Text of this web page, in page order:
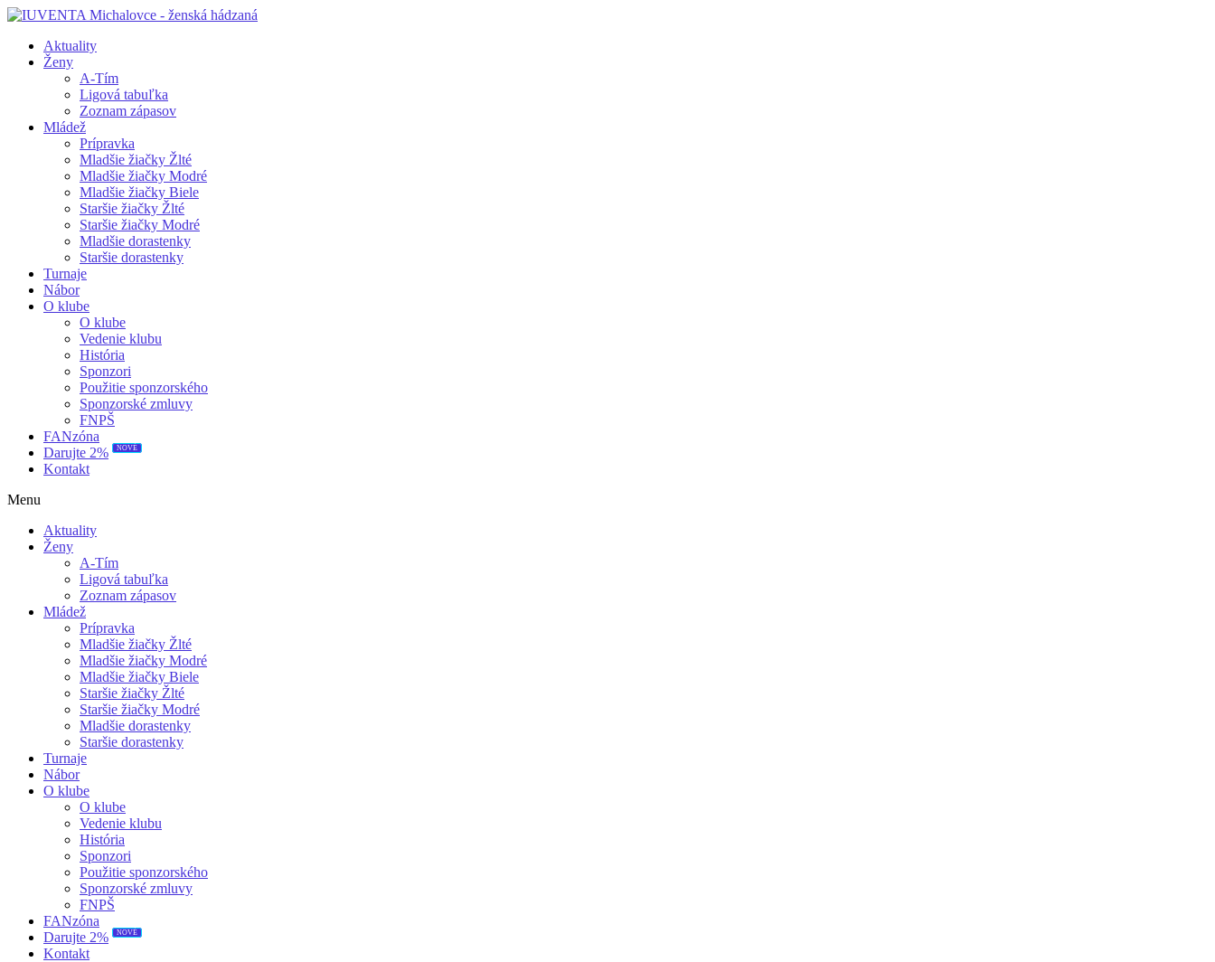
Aktuality
Ženy
A-Tím
Ligová tabuľka
Zoznam zápasov
Mládež
Prípravka
Mladšie žiačky Žlté
Mladšie žiačky Modré
Mladšie žiačky Biele
Staršie žiačky Žlté
Staršie žiačky Modré
Mladšie dorastenky
Staršie dorastenky
Turnaje
Nábor
O klube
O klube
Vedenie klubu
História
Sponzori
Použitie sponzorského
Sponzorské zmluvy
FNPŠ
FANzóna
Darujte 2%
NOVÉ
Kontakt
Menu
Aktuality
Ženy
A-Tím
Ligová tabuľka
Zoznam zápasov
Mládež
Prípravka
Mladšie žiačky Žlté
Mladšie žiačky Modré
Mladšie žiačky Biele
Staršie žiačky Žlté
Staršie žiačky Modré
Mladšie dorastenky
Staršie dorastenky
Turnaje
Nábor
O klube
O klube
Vedenie klubu
História
Sponzori
Použitie sponzorského
Sponzorské zmluvy
FNPŠ
FANzóna
Darujte 2%
NOVÉ
Kontakt